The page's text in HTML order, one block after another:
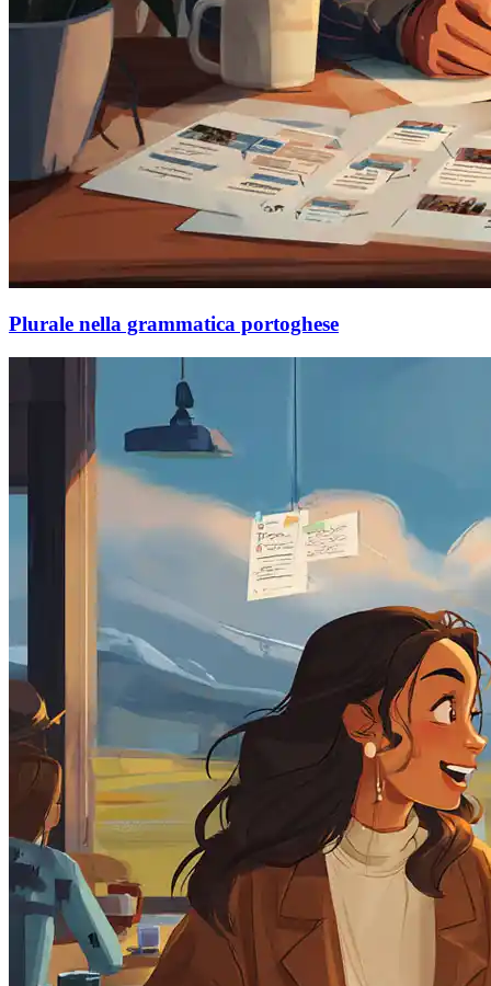
Plurale nella grammatica portoghese